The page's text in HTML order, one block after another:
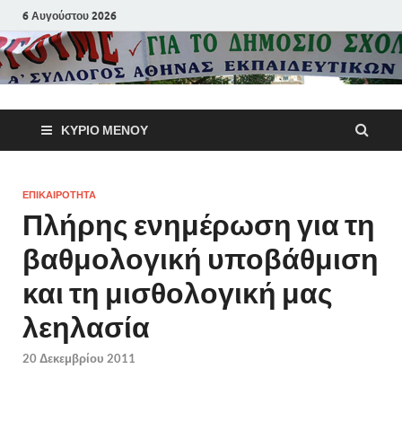
6 Αυγούστου 2026
Α΄
Αθηνών
Π.Ε.
ΚΎΡΙΟ ΜΕΝΟΎ
ΕΠΙΚΑΙΡΟΤΗΤΑ
Πλήρης ενημέρωση για τη
βαθμολογική υποβάθμιση
και τη μισθολογική μας
λεηλασία
20 Δεκεμβρίου 2011